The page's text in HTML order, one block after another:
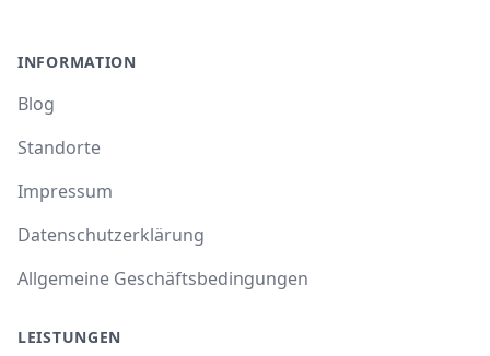
INFORMATION
Blog
Standorte
Impressum
Datenschutzerklärung
Allgemeine Geschäftsbedingungen
LEISTUNGEN